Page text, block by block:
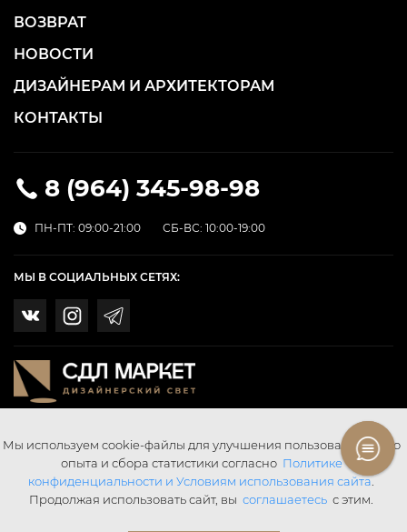
8 (964) 345-98-98
ПН-ПТ: 09:00-21:00 СБ-ВС: 10:00-19:00
ВОЗВРАТ
НОВОСТИ
ДИЗАЙНЕРАМ И АРХИТЕКТОРАМ
КОНТАКТЫ
МЫ В СОЦИАЛЬНЫХ СЕТЯХ:
Мы используем cookie-файлы для улучшения пользовательского
опыта и сбора статистики согласно Политике
конфиденциальности и Условиям использования сайта.
Продолжая использовать сайт, вы соглашаетесь с этим.